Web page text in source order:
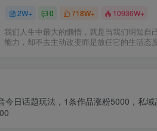
2W+ 0 718W+ 10936W+
我们人生中最大的懒惰，就是当我们明知自
能力，却不去主动改变而是放任它的生活态
今日话题玩法，1条作品涨粉5000，私